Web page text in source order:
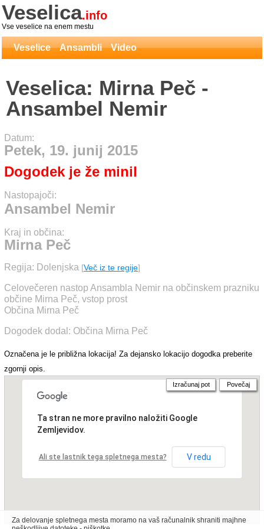
Veselica.info
Vse veselice na enem mestu
Veselice Ansambli Video
Veselica: Mirna Peč -
Ansambel Nemir
Datum:
Petek, 19. junij 2015
Dogodek je že minil
Nastopajoči:
Ansambel Nemir
Kraj in občina:
Mirna Peč
Regija: Dolenjska [Več iz te regije]
Celovečeren nastop Ansambla Nemir na občinskem prazniku
občine Mirna Peč, vstop prost
Občina Mirna Peč
Dogodek dodal: Občina Mirna Peč
Označena je le približna lokacija! Za dejansko lokacijo dogodka preberite
zgornji opis.
Ta stran ne more pravilno naložiti Google
Zemljevidov.
Ali ste lastnik tega spletnega mesta? V redu
Izračunaj pot Povečaj
Za delovanje spletnega mesta moramo na vaš računalnik shraniti majhne